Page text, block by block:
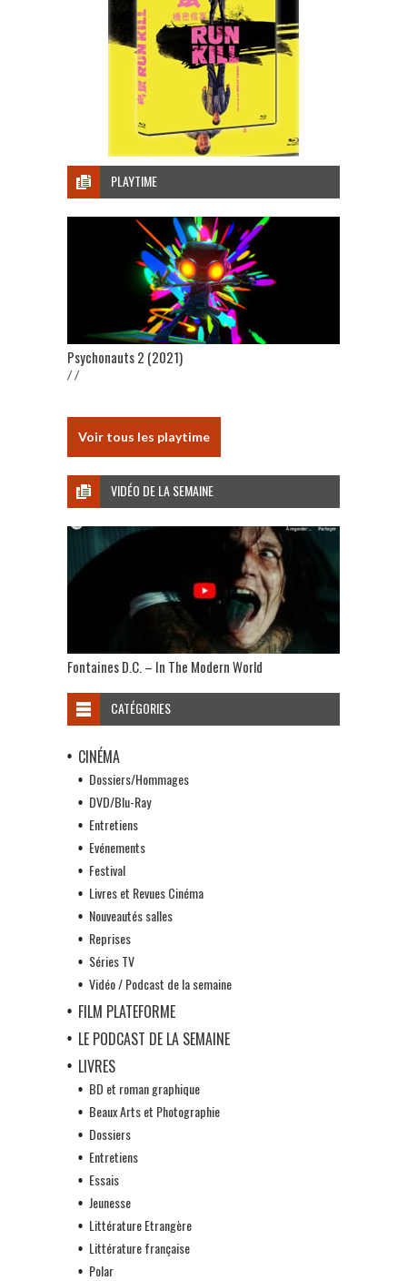
PLAYTIME
Psychonauts 2 (2021)
/ /
Voir tous les playtime
VIDÉO DE LA SEMAINE
Fontaines D.C. – In The Modern World
CATÉGORIES
CINÉMA
Dossiers/Hommages
DVD/Blu-Ray
Entretiens
Evénements
Festival
Livres et Revues Cinéma
Nouveautés salles
Reprises
Séries TV
Vidéo / Podcast de la semaine
FILM PLATEFORME
LE PODCAST DE LA SEMAINE
LIVRES
BD et roman graphique
Beaux Arts et Photographie
Dossiers
Entretiens
Essais
Jeunesse
Littérature Etrangère
Littérature française
Polar